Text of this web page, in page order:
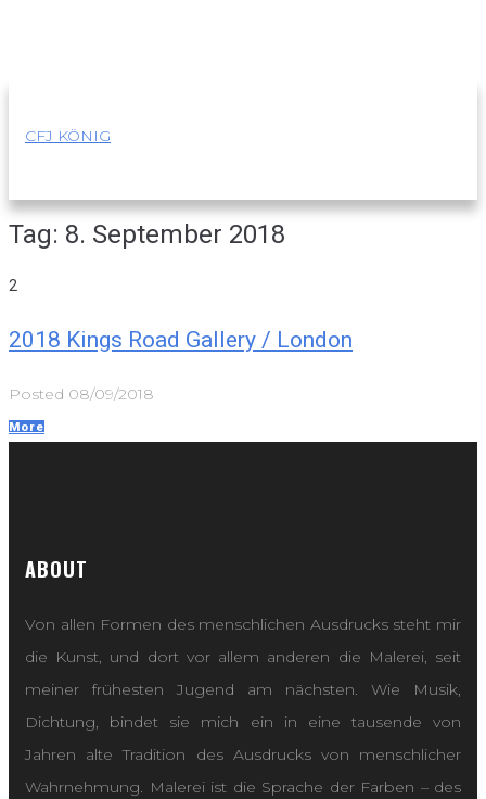
CFJ KÖNIG
Tag: 8. September 2018
2
2018 Kings Road Gallery / London
Posted 08/09/2018
More
ABOUT
Von allen Formen des menschlichen Ausdrucks steht mir
die Kunst, und dort vor allem anderen die Malerei, seit
meiner frühesten Jugend am nächsten. Wie Musik,
Dichtung, bindet sie mich ein in eine tausende von
Jahren alte Tradition des Ausdrucks von menschlicher
Wahrnehmung. Malerei ist die Sprache der Farben – des